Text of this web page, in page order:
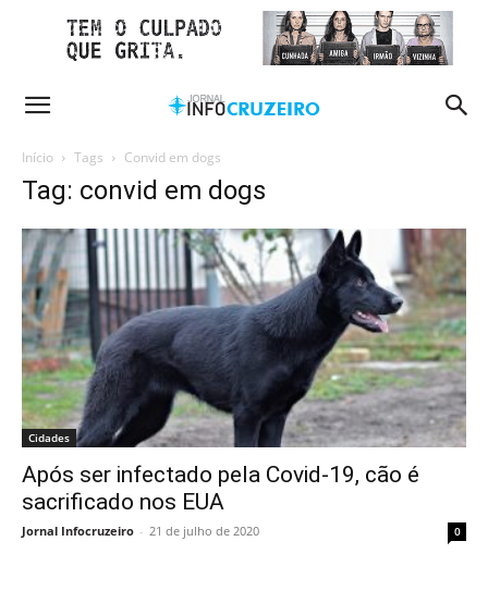
Início Tags Convid em dogs
Tag: convid em dogs
Cidades
Após ser infectado pela Covid-19, cão é
sacrificado nos EUA
Jornal Infocruzeiro - 21 de julho de 2020 0